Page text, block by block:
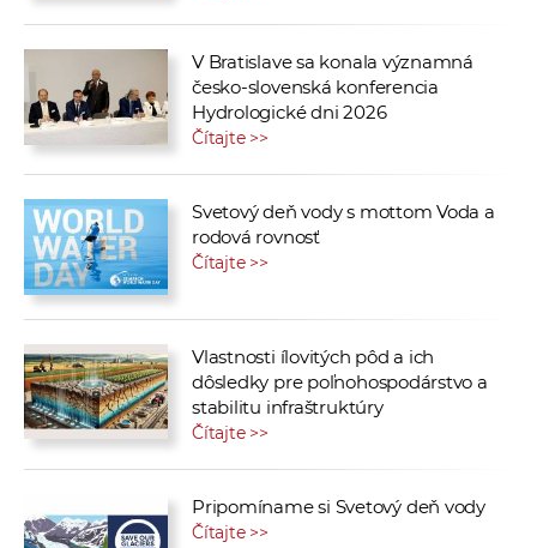
V Bratislave sa konala významná
česko-slovenská konferencia
Hydrologické dni 2026
Čítajte >>
Svetový deň vody s mottom Voda a
rodová rovnosť
Čítajte >>
Vlastnosti ílovitých pôd a ich
dôsledky pre poľnohospodárstvo a
stabilitu infraštruktúry
Čítajte >>
Pripomíname si Svetový deň vody
Čítajte >>